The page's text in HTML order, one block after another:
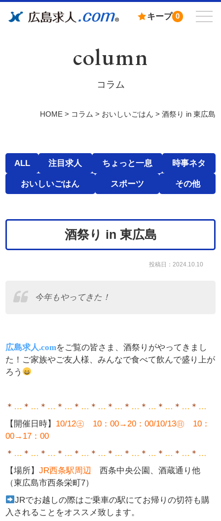
キープ 0
column
コラム
HOME> コラム > おいしいごはん > 酒祭り in 東広島
ALL 注目求人 ちょっと一息 時事ネタ
おいしいごはん スポーツ その他
酒祭り in 東広島
投稿日：2024.10.10
今年もやってきた！
広島求人.comをご覧の皆さま、酒祭りがやってきまし
た！ご家族やご友人様、みんなで食べて飲んで盛り上が
ろう
＊ … ＊ … ＊ … ＊ … ＊ … ＊ … ＊ … ＊ … ＊ … ＊ … ＊ … ＊ …
【 開催日時】 10/12㊏ 10：00→20：00/10/13㊐ 10：
00→17：00
＊ … ＊ … ＊ … ＊ … ＊ … ＊ … ＊ … ＊ … ＊ … ＊ … ＊ … ＊ …
【場所】JR西条駅周辺
西条中央公園、酒蔵通り他
（東広島市西条栄町7）
JRでお越しの際はご乗車の駅にてお帰りの切符も購
入されることをオススメ致します。